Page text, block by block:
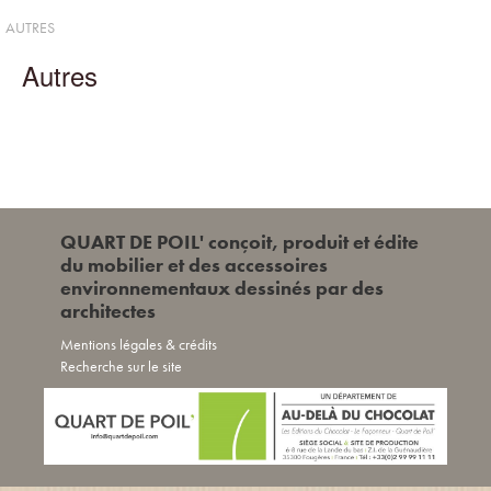
AUTRES
Autres
QUART DE POIL' conçoit, produit et édite
du mobilier et des accessoires
environnementaux dessinés par des
architectes
Mentions légales & crédits
Recherche sur le site